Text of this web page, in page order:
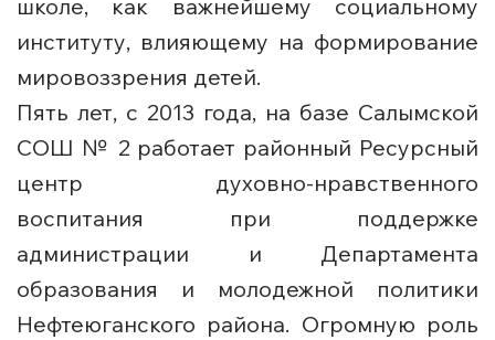
школе, как важнейшему социальному
институту, влияющему на формирование
мировоззрения детей.
Пять лет, с 2013 года, на базе Салымской
СОШ № 2 работает районный Ресурсный
центр духовно-нравственного
воспитания при поддержке
администрации и Департамента
образования и молодежной политики
Нефтеюганского района. Огромную роль